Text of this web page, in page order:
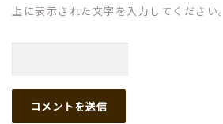
上に表示された文字を入力してください。